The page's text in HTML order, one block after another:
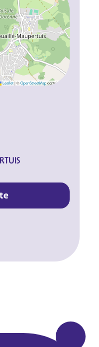
Leaflet |©OpenStreetMapcontributors